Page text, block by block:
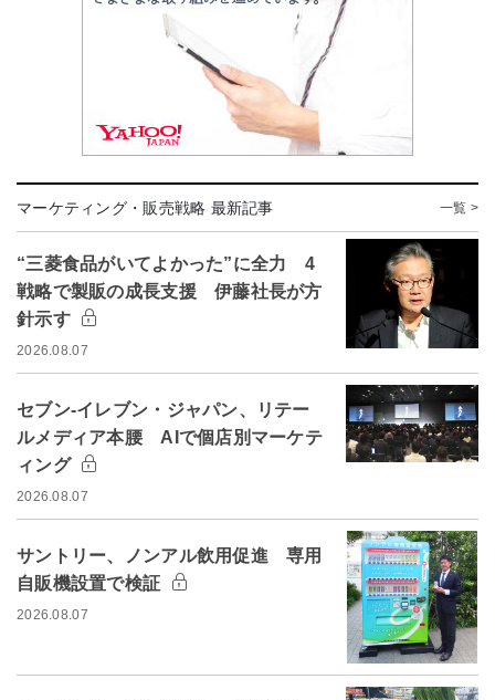
マーケティング・販売戦略 最新記事 一覧 >
“三菱食品がいてよかった”に全力 4
戦略で製販の成長支援 伊藤社長が方
針示す
2026.08.07
セブン-イレブン・ジャパン、リテー
ルメディア本腰 AIで個店別マーケテ
ィング
2026.08.07
サントリー、ノンアル飲用促進 専用
自販機設置で検証
2026.08.07